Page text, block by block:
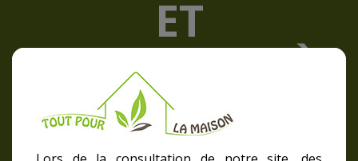
ET
OUTILLAGE À
MAIN